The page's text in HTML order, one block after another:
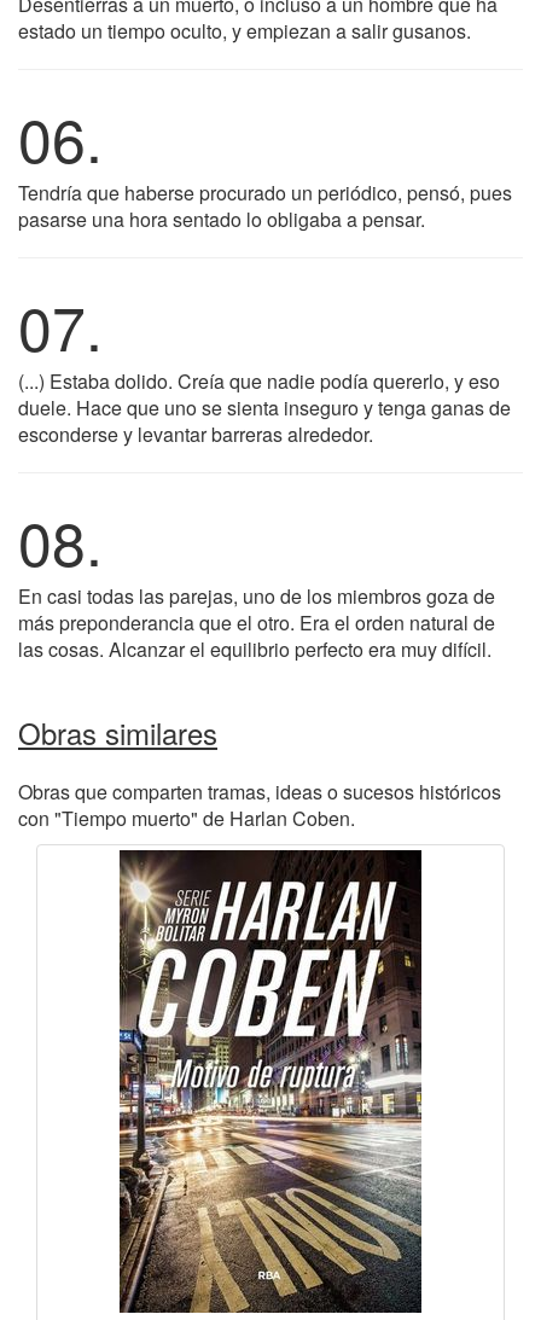
estado un tiempo oculto, y empiezan a salir gusanos.
06.
Tendría que haberse procurado un periódico, pensó, pues
pasarse una hora sentado lo obligaba a pensar.
07.
(...) Estaba dolido. Creía que nadie podía quererlo, y eso
duele. Hace que uno se sienta inseguro y tenga ganas de
esconderse y levantar barreras alrededor.
08.
En casi todas las parejas, uno de los miembros goza de
más preponderancia que el otro. Era el orden natural de
las cosas. Alcanzar el equilibrio perfecto era muy difícil.
Obras similares
Obras que comparten tramas, ideas o sucesos históricos
con "Tiempo muerto" de Harlan Coben.